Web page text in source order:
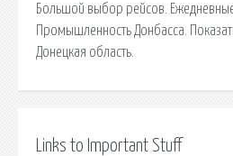
Большой выбор рейсов.
Промышленность Донбасса.
Донецкая область.
Links to Important Stuff